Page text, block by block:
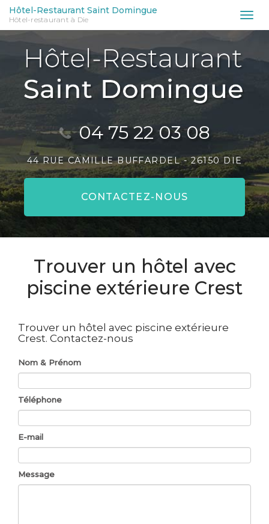
Aller
au
contenu
principal
Hôtel-Restaurant Saint Domingue
Hôtel-restaurant à Die
04 75 22 03 08
44 RUE CAMILLE BUFFARDEL -26150 DIE
CONTACTEZ- NOUS
Trouver un hôtel avec
piscine extérieure Crest
Trouver un hôtel avec piscine extérieure
Crest. Contactez-nous
Nom & Prénom
Téléphone
E-mail
Message